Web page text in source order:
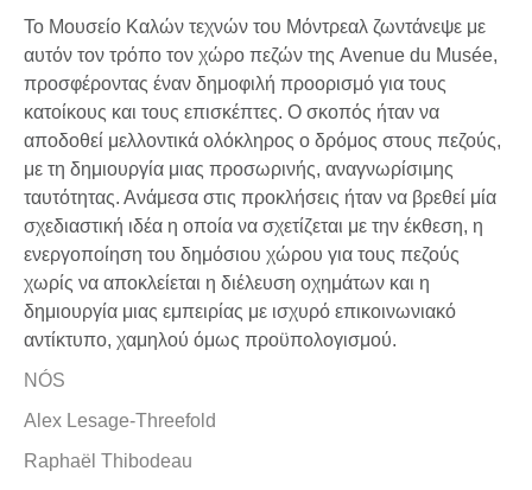
Το Μουσείο Καλών τεχνών του Μόντρεαλ ζωντάνεψε με
αυτόν τον τρόπο τον χώρο πεζών της Avenue du Musée,
προσφέροντας έναν δημοφιλή προορισμό για τους
κατοίκους και τους επισκέπτες. Ο σκοπός ήταν να
αποδοθεί μελλοντικά ολόκληρος ο δρόμος στους πεζούς,
με τη δημιουργία μιας προσωρινής, αναγνωρίσιμης
ταυτότητας. Ανάμεσα στις προκλήσεις ήταν να βρεθεί μία
σχεδιαστική ιδέα η οποία να σχετίζεται με την έκθεση, η
ενεργοποίηση του δημόσιου χώρου για τους πεζούς
χωρίς να αποκλείεται η διέλευση οχημάτων και η
δημιουργία μιας εμπειρίας με ισχυρό επικοινωνιακό
αντίκτυπο, χαμηλού όμως προϋπολογισμού.
NÓS
Alex Lesage-Threefold
Raphaël Thibodeau